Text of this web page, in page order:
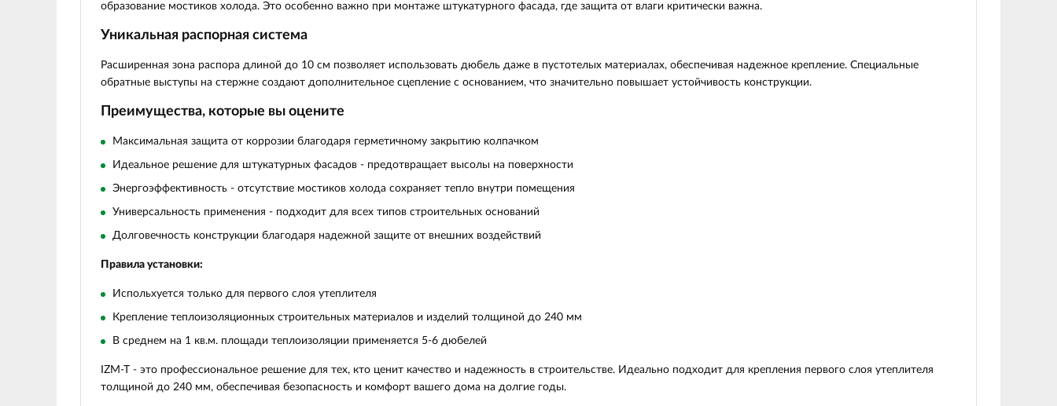
образование мостиков холода. Это особенно важно при монтаже штукатурного фасада, где защита от влаги критически важна.
Уникальная распорная система
Расширенная зона распора длиной до 10 см позволяет использовать дюбель даже в пустотелых материалах, обеспечивая надежное крепление. Специальные
обратные выступы на стержне создают дополнительное сцепление с основанием, что значительно повышает устойчивость конструкции.
Преимущества, которые вы оцените
Максимальная защита от коррозии благодаря герметичному закрытию колпачком
Идеальное решение для штукатурных фасадов - предотвращает высолы на поверхности
Энергоэффективность - отсутствие мостиков холода сохраняет тепло внутри помещения
Универсальность применения - подходит для всех типов строительных оснований
Долговечность конструкции благодаря надежной защите от внешних воздействий
Правила установки:
Испольхуется только для первого слоя утеплителя
Крепление теплоизоляционных строительных материалов и изделий толщиной до 240 мм
В среднем на 1 кв.м. площади теплоизоляции применяется 5-6 дюбелей
IZM-T - это профессиональное решение для тех, кто ценит качество и надежность в строительстве. Идеально подходит для крепления первого слоя утеплителя
толщиной до 240 мм, обеспечивая безопасность и комфорт вашего дома на долгие годы.